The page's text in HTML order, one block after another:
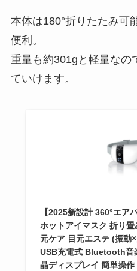
本体は180°折りたたみ可
便利。
重量も約301gと軽量なの
ていけます。
【2025新設計 360°エア
ホットアイマスク 折り
元ケア 目元エステ (振動
USB充電式 Bluetooth音
晶ディスプレイ 簡単操